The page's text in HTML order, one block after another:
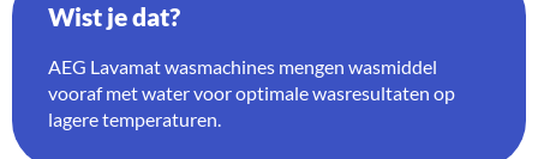
Wist je dat?
AEG Lavamat wasmachines mengen wasmiddel
vooraf met water voor optimale wasresultaten op
lagere temperaturen.